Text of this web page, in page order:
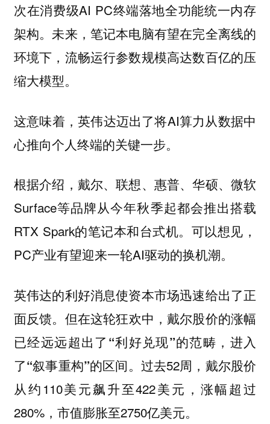
次在消费级AI PC终端落地全功能统一内存
架构。未来，笔记本电脑有望在完全离线的
环境下，流畅运行参数规模高达数百亿的压
缩大模型。
这意味着，英伟达迈出了将AI算力从数据中
心推向个人终端的关键一步。
根据介绍，戴尔、联想、惠普、华硕、微软
Surface等品牌从今年秋季起都会推出搭载
RTX Spark的笔记本和台式机。可以想见，
PC产业有望迎来一轮AI驱动的换机潮。
英伟达的利好消息使资本市场迅速给出了正
面反馈。但在这轮狂欢中，戴尔股价的涨幅
已经远远超出了“利好兑现”的范畴，进入
了“叙事重构”的区间。 过去52周，戴尔股价
从约110美元飙升至422美元，涨幅超过
280%，市值膨胀至2750亿美元。